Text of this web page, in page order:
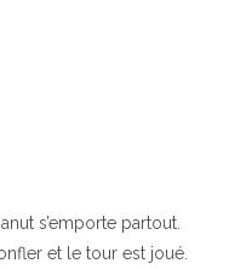
s’emporte partout.
et le tour est joué.